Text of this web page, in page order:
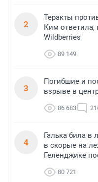
2
Теракты
Ким ответила,
Wildberries
89 149
3
Погибшие и
взрыве в
86 683
4
Галька била в
в скорые на
Геленджике
80 721